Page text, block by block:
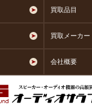
買取品目
買取メーカー
会社概要